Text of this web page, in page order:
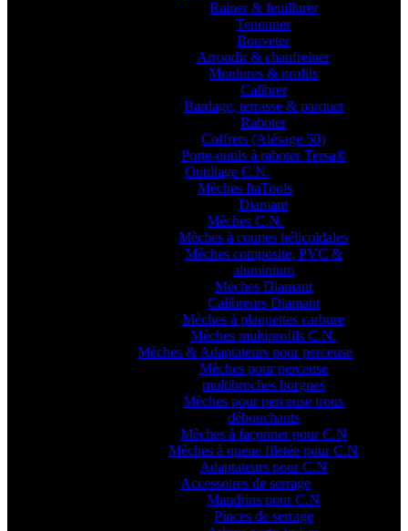
Rainer & feuillurer
Tenonner
Bouveter
Arrondir & chanfreiner
Moulures & profils
Calibrer
Bardage, terrasse & parquet
Raboter
Coffrets (Alésage 50)
Porte-outils à raboter Tersa®
Outillage C.N.
Mèches ItaTools
Diamant
Mèches C.N.
Mèches à coupes hélicoïdales
Mèches composite, PVC &
aluminium
Mèches Diamant
Calibreurs Diamant
Mèches à plaquettes carbure
Mèches multiprofils C.N.
Mèches & Adaptateurs pour perceuse
Mèches pour perceuse
multibroches borgnes
Mèches pour perceuse trous
débouchants
Mèches à façonner pour C.N
Mèches à queue filetée pour C.N
Adaptateurs pour C.N
Accessoires de serrage
Mandrins pour C.N
Pinces de serrage